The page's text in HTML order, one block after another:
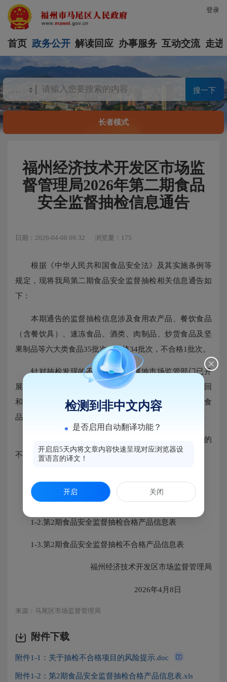
登录
首页 政务公开 解读回应 办事服务 互动交流 走进
搜一下
长者模式
福州经济技术开发区市场监
督管理局2026年第二期食品
安全监督抽检信息通告
日期：2026-04-08 09:32 浏览量：175
根据《中华人民共和国食品安全法》及其实施条例等
规定，现将我局第二期食品安全监督抽检相关信息通告如
下：
本期通告的监督抽检信息涉及食用农产品、餐饮食品
（含餐饮具）、速冻食品、酒类、肉制品、炒货食品及坚
果制品等六大类食品35批次，合格34批次，不合格1批次。
针对抽检发现的不合格产品，属地市场监管部门已开
展核查处置，督促生产经营者履行停止销售、下架、召回
和公告等法定义务，依法查处违法违规行为，有效防控食
品安全风险。
特别提醒消费者，如购买或在市场上发现通告所列的
不合格产品，请拨打投诉举报电话12315进行投诉举报。
附件：1-1.关于抽检不合格项目的风险提示
1-2.第2期食品安全监督抽检合格产品信息表
1-3.第2期食品安全监督抽检不合格产品信息表
福州经济技术开发区市场监督管理局
2026年4月8日
来源：马尾区市场监督管理局
附件下载
附件1-1：关于抽检不合格项目的风险提示.doc
附件1-2：第2期食品安全监督抽检合格产品信息表.xls
检测到非中文内容
是否启用自动翻译功能？
开启后5天内将文章内容快速呈现对应浏览器设
置语言的译文！
开启 关闭